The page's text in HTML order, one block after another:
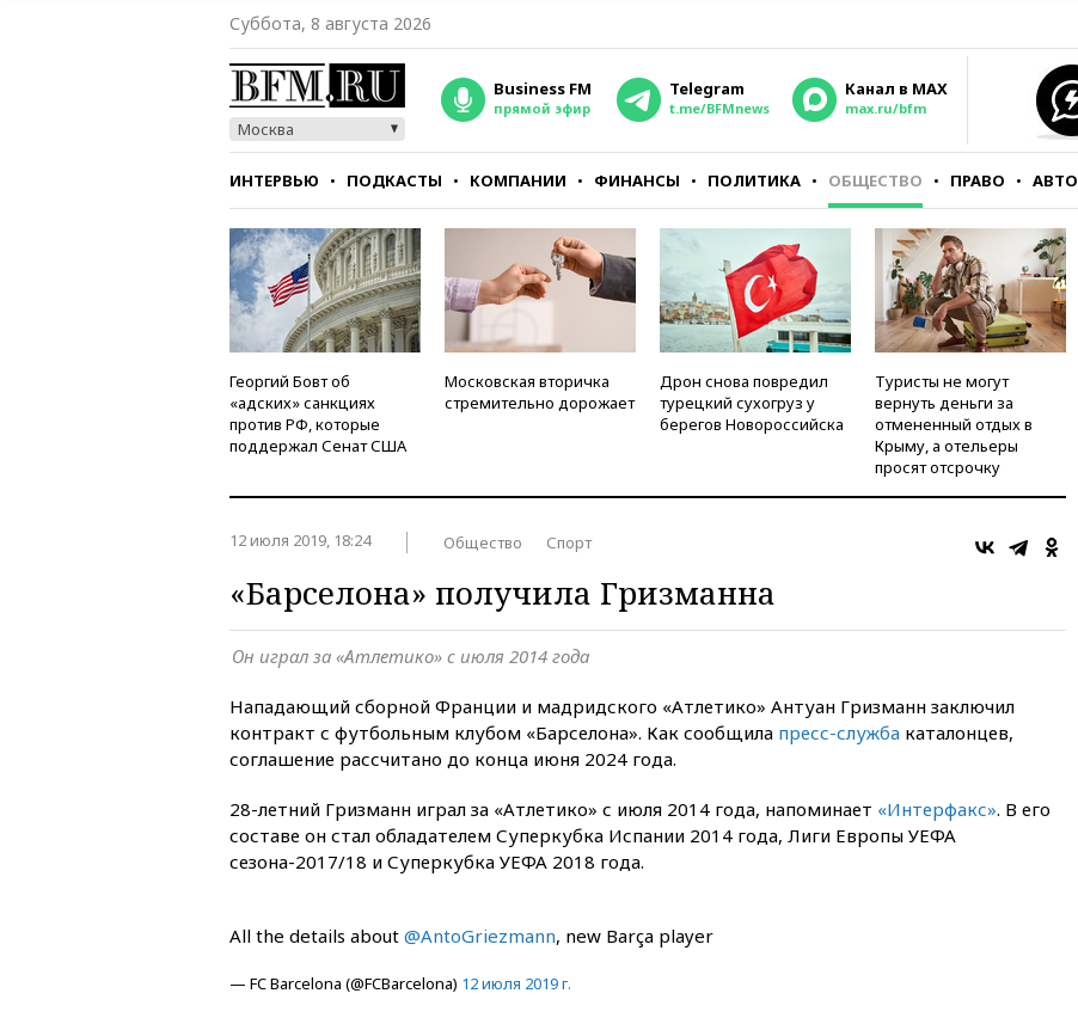
Суббота, 8 августа 2026
Москва
Business FM
прямой эфир
Telegram
t.me/BFMnews
Канал в MAX
max.ru/bfm
ИНТЕРВЬЮ ПОДКАСТЫ КОМПАНИИ ФИНАНСЫ ПОЛИТИКА ОБЩЕСТВО ПРАВО АВТО
СТИЛЬ ТЕСТЫ
Георгий Бовт об
«адских» санкциях
против РФ, которые
поддержал Сенат США
Московская вторичка
стремительно дорожает
Дрон снова повредил
турецкий сухогруз у
берегов Новороссийска
Туристы не могут
вернуть деньги за
отмененный отдых в
Крыму, а отельеры
просят отсрочку
12 июля 2019, 18:24 Общество Спорт
«Барселона» получила Гризманна
Он играл за «Атлетико» с июля 2014 года
Нападающий сборной Франции и мадридского «Атлетико» Антуан Гризманн заключил
контракт с футбольным клубом «Барселона». Как сообщила пресс-служба каталонцев,
соглашение рассчитано до конца июня 2024 года.
28-летний Гризманн играл за «Атлетико» с июля 2014 года, напоминает «Интерфакс». В его
составе он стал обладателем Суперкубка Испании 2014 года, Лиги Европы УЕФА
сезона-2017/18 и Суперкубка УЕФА 2018 года.
All the details about @AntoGriezmann, new Barça player
— FC Barcelona (@FCBarcelona) 12 июля 2019 г.